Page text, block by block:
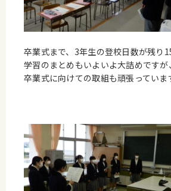
卒業式まで、3年生の登校日数が残り
学習のまとめもいよいよ大詰めですが、
卒業式に向けての取組も頑張っていま